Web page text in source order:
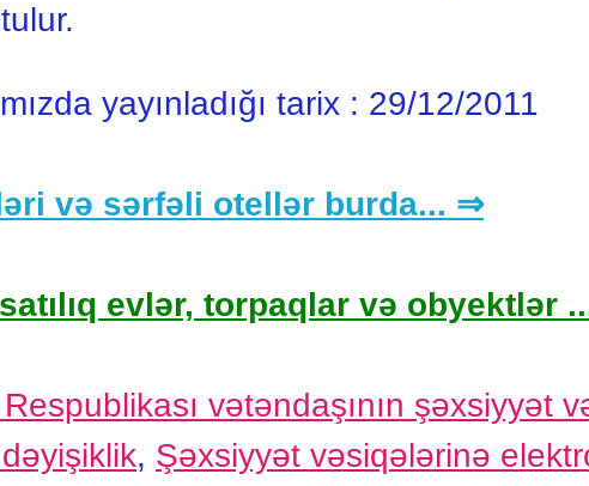
yayınladığı tarix : 29/12/2011
və sərfəli otellər burda... ⇒
evlər, torpaqlar və obyektlər
vətəndaşının şəxsiyyət
, Şəxsiyyət vəsiqələrinə